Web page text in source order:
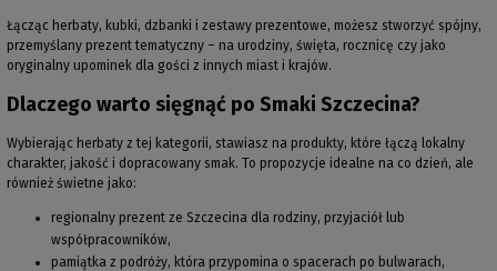
Łącząc herbaty, kubki, dzbanki i zestawy prezentowe, możesz stworzyć spójny,
przemyślany prezent tematyczny – na urodziny, święta, rocznicę czy jako
oryginalny upominek dla gości z innych miast i krajów.
Dlaczego warto sięgnąć po Smaki Szczecina?
Wybierając herbaty z tej kategorii, stawiasz na produkty, które łączą lokalny
charakter, jakość i dopracowany smak. To propozycje idealne na co dzień, ale
również świetne jako:
regionalny prezent ze Szczecina dla rodziny, przyjaciół lub
współpracowników,
pamiątka z podróży, która przypomina o spacerach po bulwarach,